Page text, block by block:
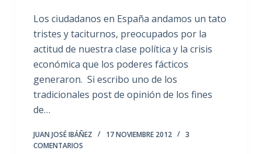
Los ciudadanos en España andamos un tato
tristes y taciturnos, preocupados por la
actitud de nuestra clase política y la crisis
económica que los poderes fácticos
generaron. Si escribo uno de los
tradicionales post de opinión de los fines
de…
JUAN JOSÉ IBÁÑEZ 17 NOVIEMBRE 2012
3
COMENTARIOS